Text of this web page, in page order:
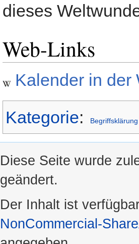
dieses
Web-Links
Kalender in der
Kategorie: Begriffsklärung
Diese Seite wurde
geändert.
Der Inhalt ist
NonCommercial-